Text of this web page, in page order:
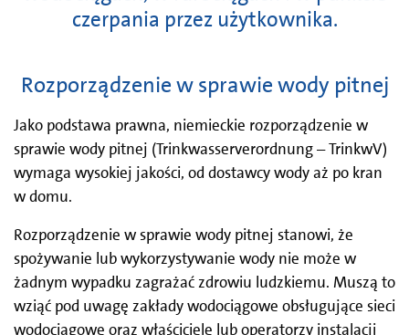
czerpania przez użytkownika.
Rozporządzenie w sprawie wody pitnej
Jako podstawa prawna, niemieckie rozporządzenie w
sprawie wody pitnej (Trinkwasserverordnung – TrinkwV)
wymaga wysokiej jakości, od dostawcy wody aż po kran
w domu.
Rozporządzenie w sprawie wody pitnej stanowi, że
spożywanie lub wykorzystywanie wody nie może w
żadnym wypadku zagrażać zdrowiu ludzkiemu. Muszą to
wziąć pod uwagę zakłady wodociągowe obsługujące sieci
wodociągowe oraz właściciele lub operatorzy instalacji